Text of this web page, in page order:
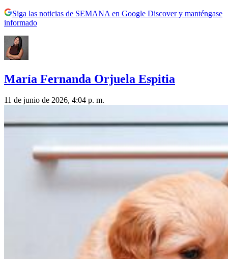
Siga las noticias de SEMANA en Google Discover y manténgase
informado
María Fernanda Orjuela Espitia
11 de junio de 2026, 4:04 p. m.